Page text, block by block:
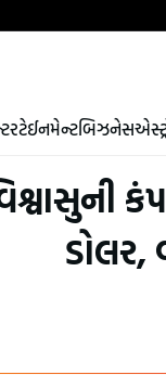
બિઝનેસ
ડોલર,